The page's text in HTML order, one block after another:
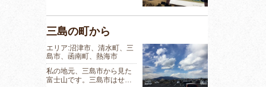
三島の町から
エリア:沼津市、清水町、三
島市、函南町、熱海市
私の地元、三島市から見た
富士山です。三島市はせ…